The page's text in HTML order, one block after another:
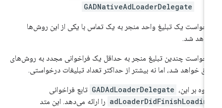
GADNativeAdLoaderDelegate
یک تبلیغ واحد منجر به یک تماس با یکی از این روش‌ها
شد.
چندین تبلیغ منجر به حداقل یک فراخوانی مجدد به روش‌های
خواهد شد، اما نه بیشتر از حداکثر تعداد تبلیغات درخواستی.
بر این، GADAdLoaderDelegate تابع فراخوانی
را ارائه می‌دهد. این متد